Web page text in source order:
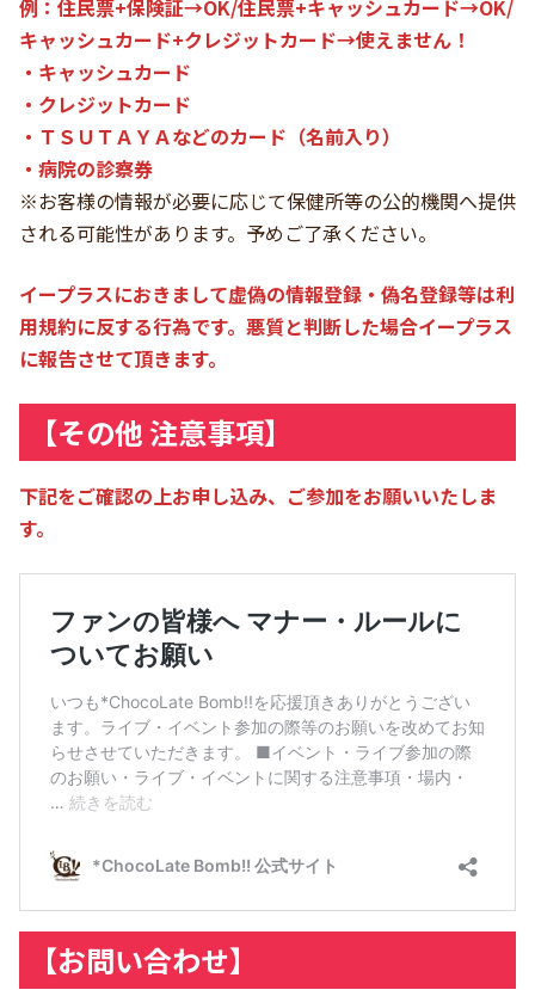
例：住民票+保険証→OK/住民票+キャッシュカード→OK/
キャッシュカード+クレジットカード→使えません！
・キャッシュカード
・クレジットカード
・ＴＳＵＴＡＹＡなどのカード（名前入り）
・病院の診察券
※お客様の情報が必要に応じて保健所等の公的機関へ提供
される可能性があります。予めご了承ください。
イープラスにおきまして虚偽の情報登録・偽名登録等は利
用規約に反する行為です。悪質と判断した場合イープラス
に報告させて頂きます。
【その他 注意事項】
下記をご確認の上お申し込み、ご参加をお願いいたしま
す。
【お問い合わせ】